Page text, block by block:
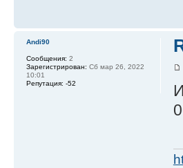
Andi90
Сообщения: 2
Зарегистрирован: Сб мар 26, 2022
10:01
Репутация: -52